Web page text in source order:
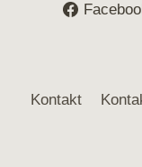
Kontakt